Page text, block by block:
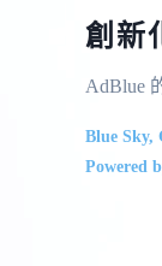
創新
AdBlue
Blue
Powered